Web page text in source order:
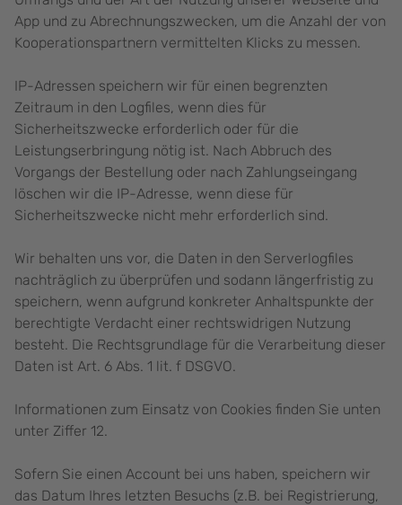
App und zu Abrechnungszwecken, um die Anzahl der von
Kooperationspartnern vermittelten Klicks zu messen.
IP-Adressen speichern wir für einen begrenzten
Zeitraum in den Logfiles, wenn dies für
Sicherheitszwecke erforderlich oder für die
Leistungserbringung nötig ist. Nach Abbruch des
Vorgangs der Bestellung oder nach Zahlungseingang
löschen wir die IP-Adresse, wenn diese für
Sicherheitszwecke nicht mehr erforderlich sind.
Wir behalten uns vor, die Daten in den Serverlogfiles
nachträglich zu überprüfen und sodann längerfristig zu
speichern, wenn aufgrund konkreter Anhaltspunkte der
berechtigte Verdacht einer rechtswidrigen Nutzung
besteht. Die Rechtsgrundlage für die Verarbeitung dieser
Daten ist Art. 6 Abs. 1 lit. f DSGVO.
Informationen zum Einsatz von Cookies finden Sie unten
unter Ziffer 12.
Sofern Sie einen Account bei uns haben, speichern wir
das Datum Ihres letzten Besuchs (z.B. bei Registrierung,